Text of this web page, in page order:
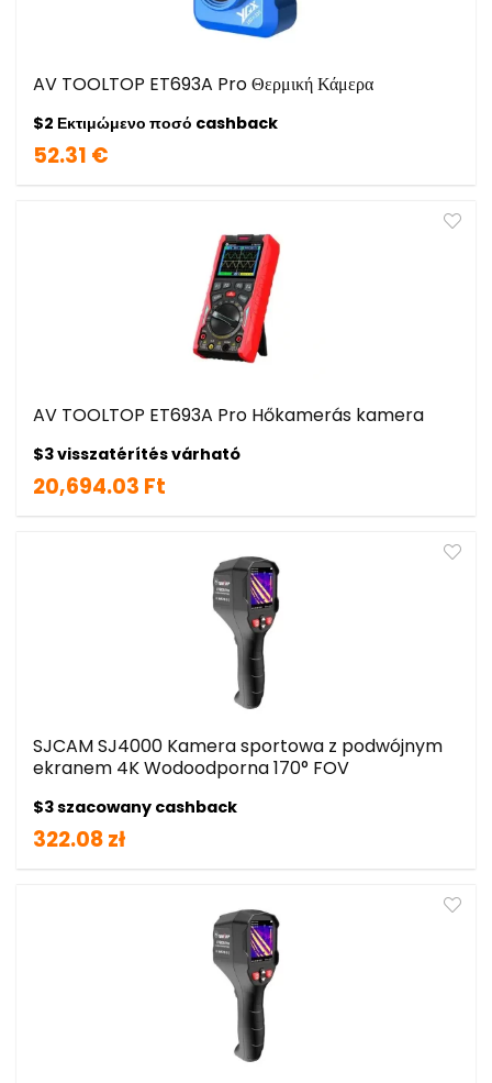
AV TOOLTOP ET693A Pro Θερμική Κάμερα
$2 Εκτιμώμενο ποσό cashback
52.31 €
AV TOOLTOP ET693A Pro Hőkamerás kamera
$3 visszatérítés várható
20,694.03 Ft
SJCAM SJ4000 Kamera sportowa z podwójnym
ekranem 4K Wodoodporna 170° FOV
$3 szacowany cashback
322.08 zł